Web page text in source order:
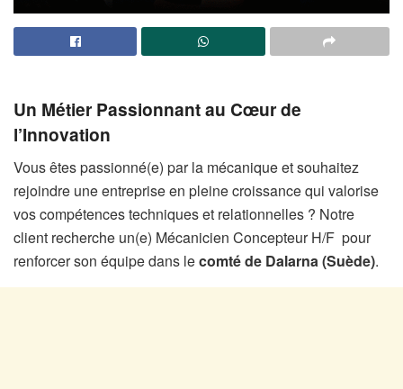
Un Métier Passionnant au Cœur de
l’Innovation
Vous êtes passionné(e) par la mécanique et souhaitez
rejoindre une entreprise en pleine croissance qui valorise
vos compétences techniques et relationnelles ? Notre
client recherche un(e) Mécanicien Concepteur H/F pour
renforcer son équipe dans lecomté de Dalarna (Suède).